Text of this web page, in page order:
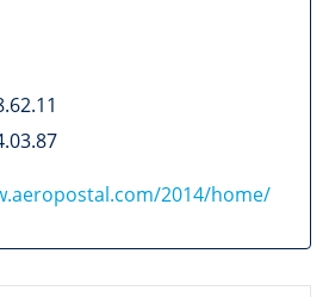
2014/home/